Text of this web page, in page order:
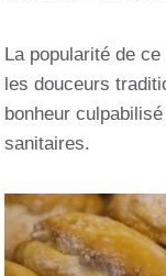
La popularité de
les douceurs
bonheur
sanitaires.